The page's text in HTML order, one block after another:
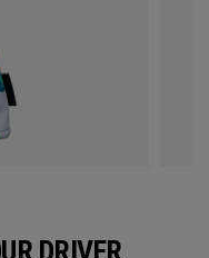
DRIVER